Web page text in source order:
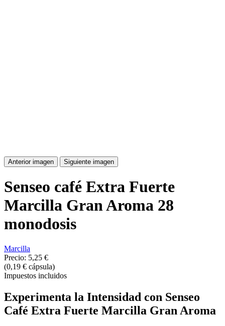
Anterior imagen Siguiente imagen
Senseo café Extra Fuerte
Marcilla Gran Aroma 28
monodosis
Marcilla
Precio: 5,25 €
(0,19 € cápsula)
Impuestos incluidos
Experimenta la Intensidad con Senseo
Café Extra Fuerte Marcilla Gran Aroma